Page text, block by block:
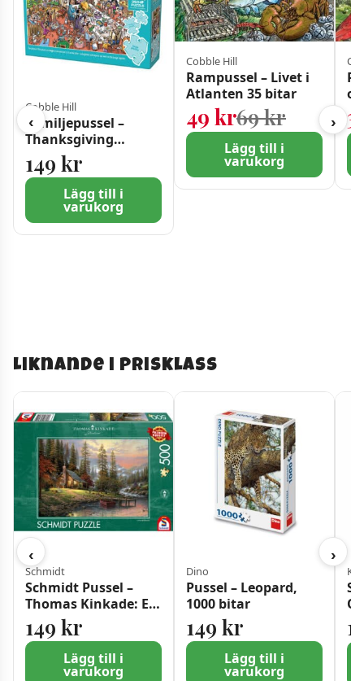
‹
Cobble Hill
Familjepussel –
Thanksgiving
tillsammans 350
Bitar
149 kr
Lägg till i
varukorg
Cobble Hill
Rampussel – Livet i
Atlanten 35 bitar
69krDet
49 kr Det
Lägg till i
varukorg
›
Liknande i prisklass
‹
Schmidt
Schmidt Pussel –
Thomas Kinkade: En
fridfull reträtt 500
bitar
149 kr
Lägg till i
varukorg
Dino
Pussel – Leopard,
1000 bitar
149 kr
Lägg till i
varukorg
›